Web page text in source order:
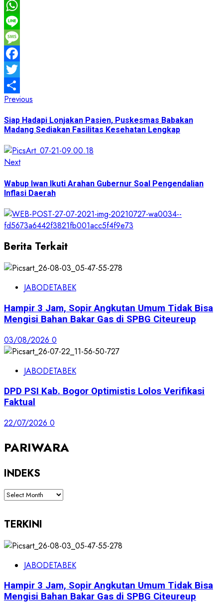
WhatsApp
Line
Message
Facebook
Twitter
Share
Post
navigation
Previous
Siap Hadapi Lonjakan Pasien, Puskesmas Babakan
Madang Sediakan Fasilitas Kesehatan Lengkap
NextNext
Wabup Iwan Ikuti Arahan Gubernur Soal Pengendalian
Inflasi Daerah
Berita Terkait
JABODETABEK
Hampir 3 Jam, Sopir Angkutan Umum Tidak Bisa
Mengisi Bahan Bakar Gas di SPBG Citeureup
03/08/2026 0
JABODETABEK
DPD PSI Kab. Bogor Optimistis Lolos Verifikasi
Faktual
22/07/2026 0
PARIWARA
INDEKS
INDEKS
TERKINI
JABODETABEK
Hampir 3 Jam, Sopir Angkutan Umum Tidak Bisa
Mengisi Bahan Bakar Gas di SPBG Citeureup